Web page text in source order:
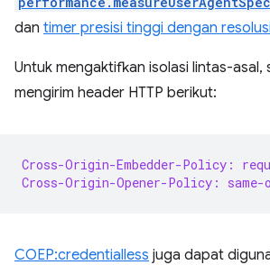
dan timer presisi tinggi dengan
Untuk mengaktifkan isolasi lintas-asal,
mengirim header HTTP berikut:
Cross-Origin-Embedder-Policy:
Cross-Origin-Opener-Policy:
COEP:credentialless juga dapat